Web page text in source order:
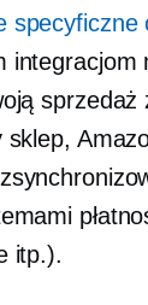
specyficzne
integracjom
sprzedaż
sklep,
itp.).